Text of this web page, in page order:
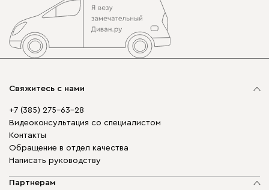
Свяжитесь с нами
+7 (385) 275-63-28
Видеоконсультация со специалистом
Контакты
Обращение в отдел качества
Написать руководству
Партнерам